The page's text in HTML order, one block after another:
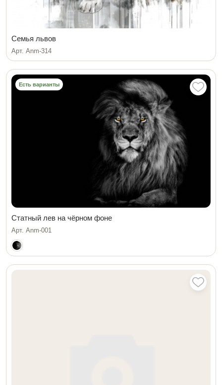
Семья львов
Арт. Anm-314
Есть варианты
Статный лев на чёрном фоне
Арт. Anm-001